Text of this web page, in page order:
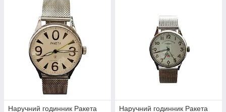
Наручний годинник Ракета
Наручний годинник Ракета